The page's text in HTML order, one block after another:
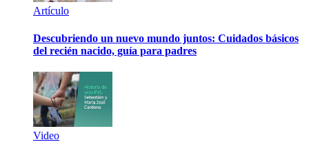
Artículo
Descubriendo un nuevo mundo juntos: Cuidados básicos
del recién nacido, guía para padres
Video